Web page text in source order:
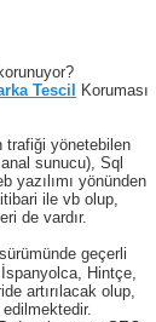
Tescil Koruması
trafiği yönetebilen
sunucu), Sql
yazılımı yönünden
ile vb olup,
de vardır.
geçerli
Hintçe,
artırılacak olup,